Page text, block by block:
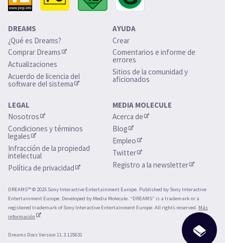
DREAMS
¿Qué es Dreams?
Comprar Dreams
Actualizaciones
Acuerdo de licencia del
software del sistema
AYUDA
Crear
Comentarios e informe de
errores
Sitios de la comunidad y
aficionados
LEGAL
Nosotros
Condiciones y términos
legales
Infracción de la propiedad
intelectual
Política de privacidad
MEDIA MOLECULE
Acerca de
Blog
Empleo
Twitter
Registro a la newsletter
DREAMS™ © 2025 Sony Interactive Entertainment Europe. Published by Sony Interactive
Entertainment Europe. Developed by Media Molecule. “DREAMS” is a trademark or a
registered trademark of Sony Interactive Entertainment Europe. All rights reserved. Más
información
Dreams Docs Version 11.3.125631